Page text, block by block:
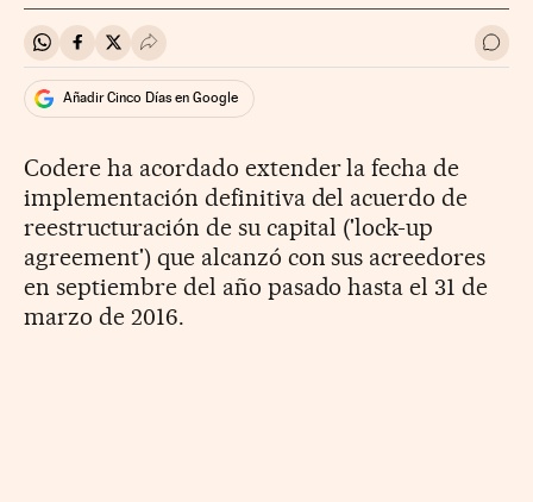
Compartir en Whatsapp
Compartir en Facebook
Compartir en Twitter
Desplegar Redes Sociales Ir a
Añadir Cinco Días en Google
Codere ha acordado extender la fecha de
implementación definitiva del acuerdo de
reestructuración de su capital ('lock-up
agreement') que alcanzó con sus acreedores
en septiembre del año pasado hasta el 31 de
marzo de 2016.